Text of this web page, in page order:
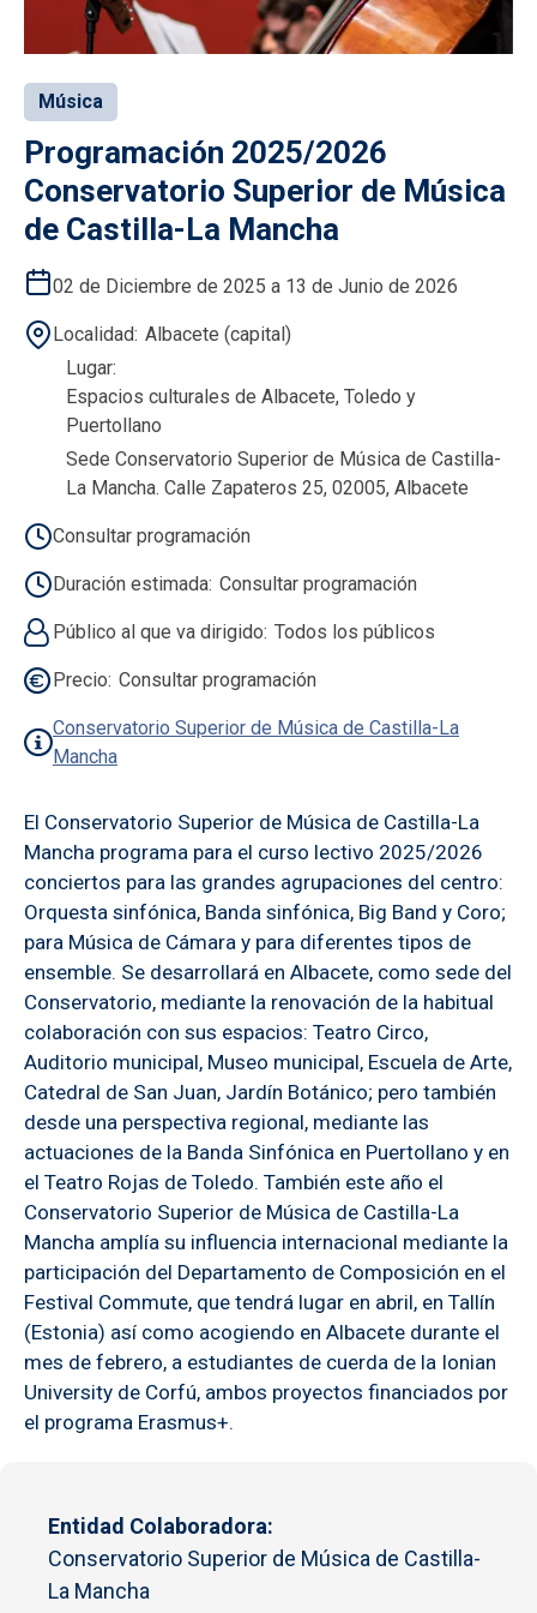
Música
Programación 2025/2026
Conservatorio Superior de Música
de Castilla-La Mancha
02 de Diciembre de 2025 a 13 de Junio de 2026
Localidad Albacete (capital)
Lugar
Espacios culturales de Albacete, Toledo y
Puertollano
Sede Conservatorio Superior de Música de Castilla-
La Mancha. Calle Zapateros 25, 02005, Albacete
Consultar programación
Duración estimada Consultar programación
Público al que va dirigido Todos los públicos
Precio Consultar programación
Conservatorio Superior de Música de Castilla-La
Mancha
El Conservatorio Superior de Música de Castilla-La
Mancha programa para el curso lectivo 2025/2026
conciertos para las grandes agrupaciones del centro:
Orquesta sinfónica, Banda sinfónica, Big Band y Coro;
para Música de Cámara y para diferentes tipos de
ensemble. Se desarrollará en Albacete, como sede del
Conservatorio, mediante la renovación de la habitual
colaboración con sus espacios: Teatro Circo,
Auditorio municipal, Museo municipal, Escuela de Arte,
Catedral de San Juan, Jardín Botánico; pero también
desde una perspectiva regional, mediante las
actuaciones de la Banda Sinfónica en Puertollano y en
el Teatro Rojas de Toledo. También este año el
Conservatorio Superior de Música de Castilla-La
Mancha amplía su influencia internacional mediante la
participación del Departamento de Composición en el
Festival Commute, que tendrá lugar en abril, en Tallín
(Estonia) así como acogiendo en Albacete durante el
mes de febrero, a estudiantes de cuerda de la Ionian
University de Corfú, ambos proyectos financiados por
el programa Erasmus+.
Entidad Colaboradora
Conservatorio Superior de Música de Castilla-
La Mancha